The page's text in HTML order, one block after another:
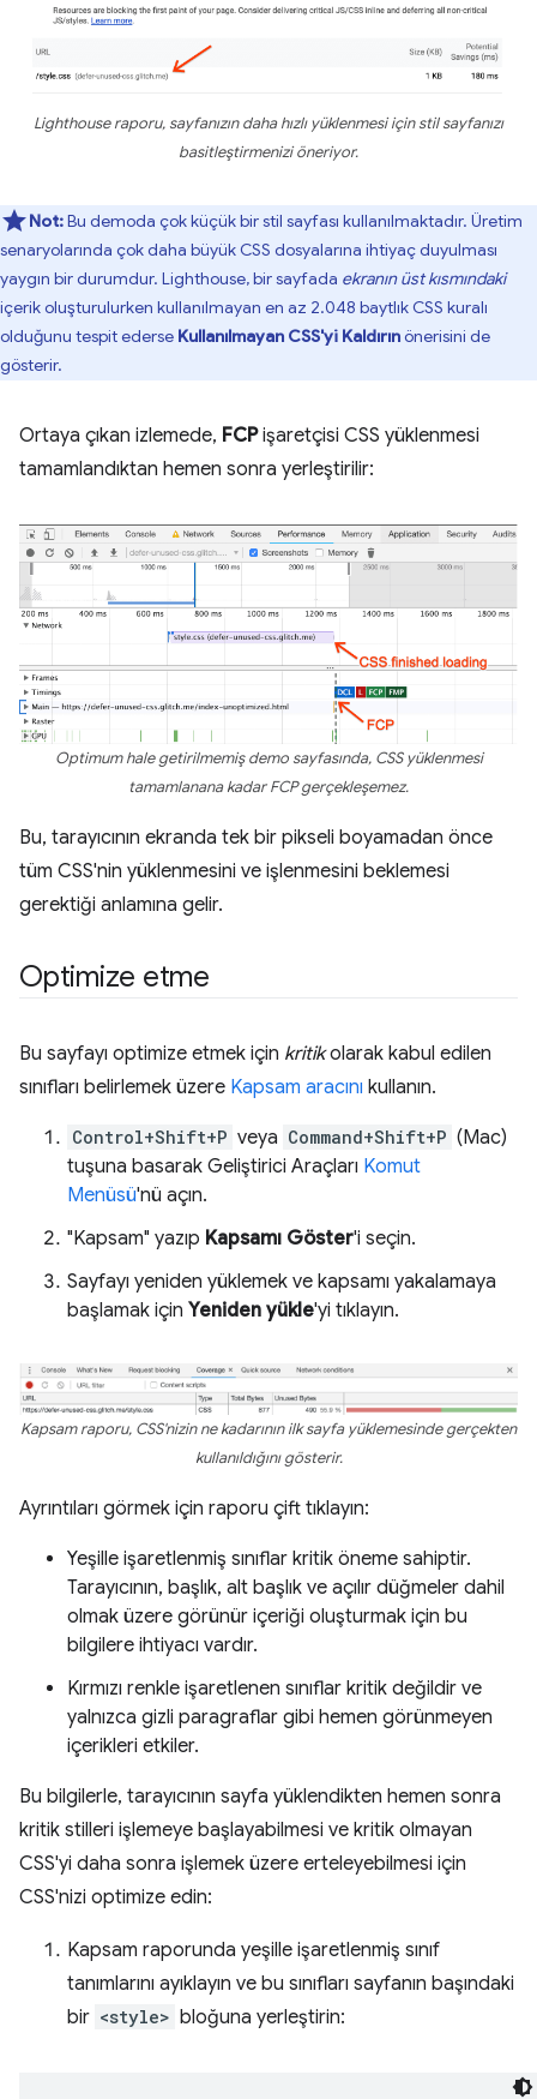
Lighthouse raporu, sayfanızın daha hızlı yüklenmesi için stil sayfanızı
basitleştirmenizi öneriyor.
Not:Bu demoda çok küçük bir stil sayfası kullanılmaktadır. Üretim
senaryolarında çok daha büyük CSS dosyalarına ihtiyaç duyulması
yaygın bir durumdur. Lighthouse, bir sayfada ekranın üst kısmındaki
içerik oluşturulurken kullanılmayan en az 2.048 baytlık CSS kuralı
olduğunu tespit ederse Kullanılmayan CSS'yi Kaldırınönerisini de
gösterir.
Ortaya çıkan izlemede, FCPişaretçisi CSS yüklenmesi
tamamlandıktan hemen sonra yerleştirilir:
Optimum hale getirilmemiş demo sayfasında, CSS yüklenmesi
tamamlanana kadar FCP gerçekleşemez.
Bu, tarayıcının ekranda tek bir pikseli boyamadan önce
tüm CSS'nin yüklenmesini ve işlenmesini beklemesi
gerektiği anlamına gelir.
Optimize etme
Bu sayfayı optimize etmek için kritikolarak kabul edilen
sınıfları belirlemek üzere Kapsam aracını kullanın.
Control+Shift+P veya Command+Shift+P (Mac)
tuşuna basarak Geliştirici Araçları Komut
Menüsü'nü açın.
"Kapsam" yazıp Kapsamı Göster'i seçin.
Sayfayı yeniden yüklemek ve kapsamı yakalamaya
başlamak için Yeniden yükle'yi tıklayın.
Kapsam raporu, CSS'nizin ne kadarının ilk sayfa yüklemesinde gerçekten
kullanıldığını gösterir.
Ayrıntıları görmek için raporu çift tıklayın:
Yeşille işaretlenmiş sınıflar kritik öneme sahiptir.
Tarayıcının, başlık, alt başlık ve açılır düğmeler dahil
olmak üzere görünür içeriği oluşturmak için bu
bilgilere ihtiyacı vardır.
Kırmızı renkle işaretlenen sınıflar kritik değildir ve
yalnızca gizli paragraflar gibi hemen görünmeyen
içerikleri etkiler.
Bu bilgilerle, tarayıcının sayfa yüklendikten hemen sonra
kritik stilleri işlemeye başlayabilmesi ve kritik olmayan
CSS'yi daha sonra işlemek üzere erteleyebilmesi için
CSS'nizi optimize edin:
Kapsam raporunda yeşille işaretlenmiş sınıf
tanımlarını ayıklayın ve bu sınıfları sayfanın başındaki
bir <style> bloğuna yerleştirin: